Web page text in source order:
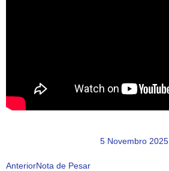
5 Novembro 2025
AnteriorNota de Pesar